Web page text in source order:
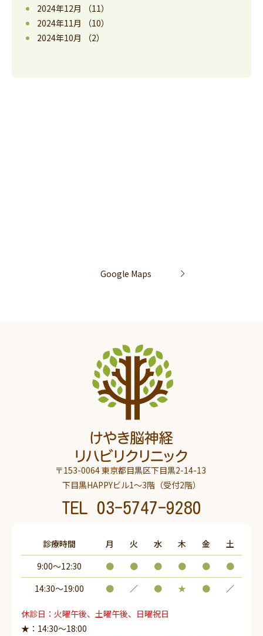
2024年12月
（11）
2024年11月
（10）
2024年10月
（2）
Google Maps
〒153-0064 東京都目黒区下目黒2-14-13
下目黒HAPPYビル1～3階（受付2階）
TEL 03-5747-9280
診療時間 月 火 水 木 金
土
9:00～12:30
● ● ● ● ●
●
14:30〜19:00
● ／ ● ★ ● ／
休診日：火曜午後、土曜午後、日曜祝日
★：14:30～18:00